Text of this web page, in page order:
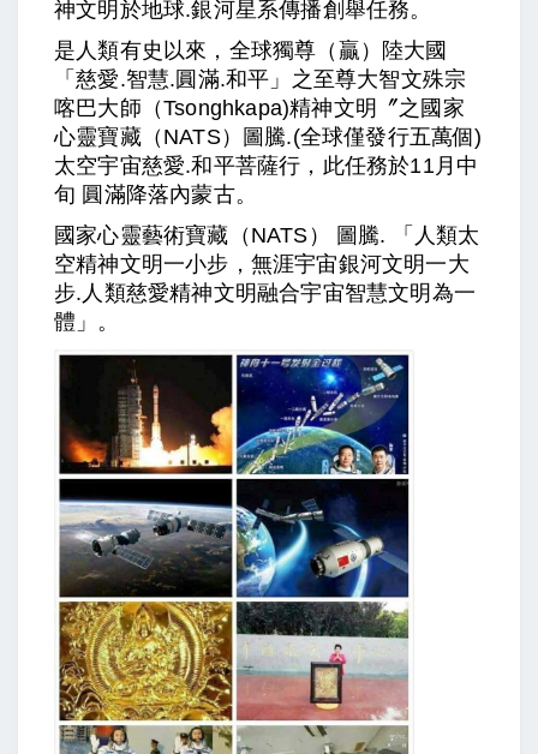
神文明於地球.銀河星系傳播創舉任務。
是人類有史以來，全球獨尊（贏）陸大國
「慈愛.智慧.圓滿.和平」之至尊大智文殊宗
喀巴大師（Tsonghkapa)精神文明〞之國家
心靈寶藏（NATS）圖騰.(全球僅發行五萬個)
太空宇宙慈愛.和平菩薩行，此任務於11月中
旬 圓滿降落內蒙古。
國家心靈藝術寶藏（NATS） 圖騰. 「人類太
空精神文明一小步，無涯宇宙銀河文明一大
步.人類慈愛精神文明融合宇宙智慧文明為一
體」。